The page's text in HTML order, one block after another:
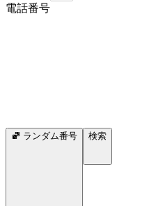
電話番号
ランダム番号 検索